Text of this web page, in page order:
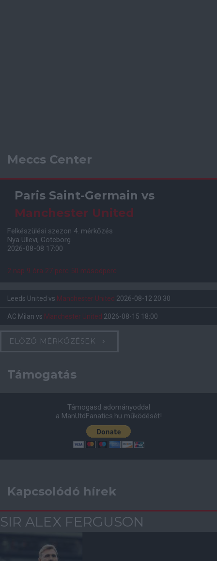
Meccs Center
Paris Saint-Germain vs
Manchester United
Felkészülési szezon 4. mérkőzés
Nya Ullevi, Göteborg
2026-08-08 17:00
2 nap 9 óra 27 perc 48 másodperc
Leeds United vs Manchester United 2026-08-12 20:30
AC Milan vs Manchester United 2026-08-15 18:00
ELŐZŐ MÉRKŐZÉSEK
Támogatás
Támogasd adományoddal
a ManUtdFanatics.hu működését!
Kapcsolódó hírek
SIR ALEX FERGUSON